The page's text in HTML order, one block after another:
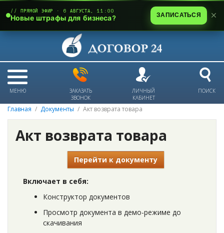
МЕНЮ
ЗАКАЗАТЬ
ЗВОНОК
ЛИЧНЫЙ
КАБИНЕТ
ПОИСК
Главная Документы Акт возврата товара
Акт возврата товара
Перейти к документу
Включает в себя:
Конструктор документов
Просмотр документа в демо-режиме до
скачивания
// ПРЯМОЙ ЭФИР · 6 АВГУСТА, 11:00
Новые штрафы для бизнеса? ЗАПИСАТЬСЯ